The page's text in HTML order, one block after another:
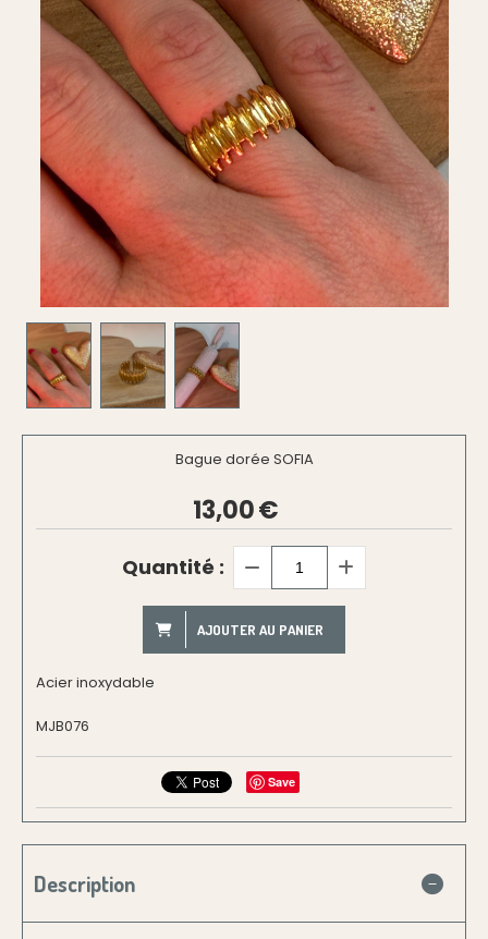
Bague dorée SOFIA
13,00€
Quantité :
AJOUTER AU PANIER
Acier inoxydable
MJB076
Save
Description